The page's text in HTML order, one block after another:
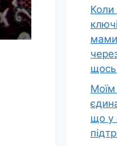
Коли
Моїм
що у